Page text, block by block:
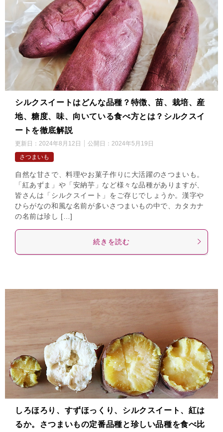
シルクスイートはどんな品種？特徴、苗、栽培、産
地、糖度、味、向いている食べ方とは？シルクスイ
ートを徹底解説
更新日： 2024年8月12日 公開日： 2024年5月19日
さつまいも
自然な甘さで、料理やお菓子作りに大活躍のさつまいも。
「紅あずま」や「安納芋」など様々な品種がありますが、
皆さんは「シルクスイート」をご存じでしょうか。漢字や
ひらがなの和風な名前が多いさつまいもの中で、カタカナ
の名前は珍し […]
続きを読む
しろほろり、すずほっくり、シルクスイート、紅は
るか。さつまいもの定番品種と珍しい品種を食べ比